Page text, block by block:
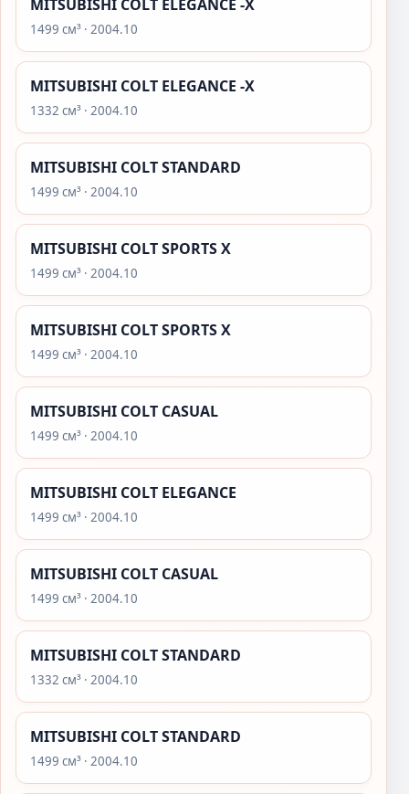
MITSUBISHI COLT ELEGANCE -X
1499 см³ · 2004.10
MITSUBISHI COLT ELEGANCE -X
1332 см³ · 2004.10
MITSUBISHI COLT STANDARD
1499 см³ · 2004.10
MITSUBISHI COLT SPORTS X
1499 см³ · 2004.10
MITSUBISHI COLT SPORTS X
1499 см³ · 2004.10
MITSUBISHI COLT CASUAL
1499 см³ · 2004.10
MITSUBISHI COLT ELEGANCE
1499 см³ · 2004.10
MITSUBISHI COLT CASUAL
1499 см³ · 2004.10
MITSUBISHI COLT STANDARD
1332 см³ · 2004.10
MITSUBISHI COLT STANDARD
1499 см³ · 2004.10